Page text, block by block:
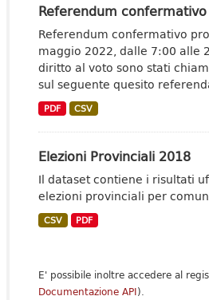
Referendum
Referendum confermativo
maggio 2022, dalle 7:00 alle
diritto al voto sono stati
sul seguente quesito
PDF CSV
Elezioni Provinciali 2018
Il dataset contiene i risultati
elezioni provinciali per
CSV PDF
E' possibile inoltre accedere al
Documentazione API).